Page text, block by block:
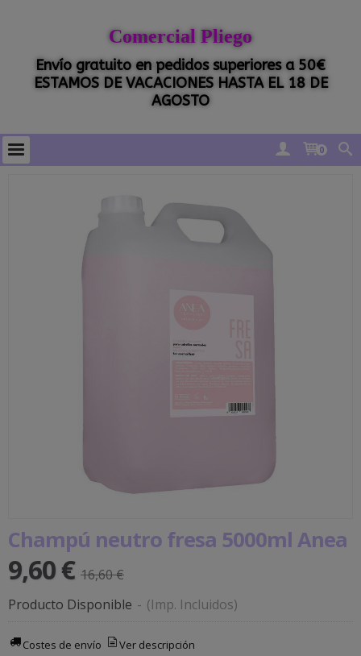
Comercial Pliego
Envío gratuito en pedidos superiores a 50€
ESTAMOS DE VACACIONES HASTA EL 18 DE
AGOSTO
0
Champú neutro fresa 5000ml Anea
9,60 € 16,60 €
Producto Disponible - (Imp. Incluidos)
Costes de envío Ver descripción